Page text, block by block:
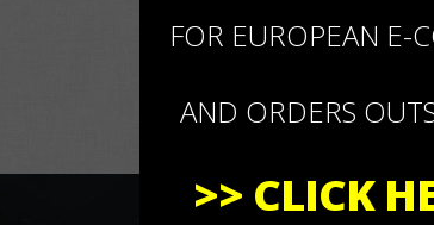
FOR EUROPEAN E-
AND ORDERS
>> CLICK